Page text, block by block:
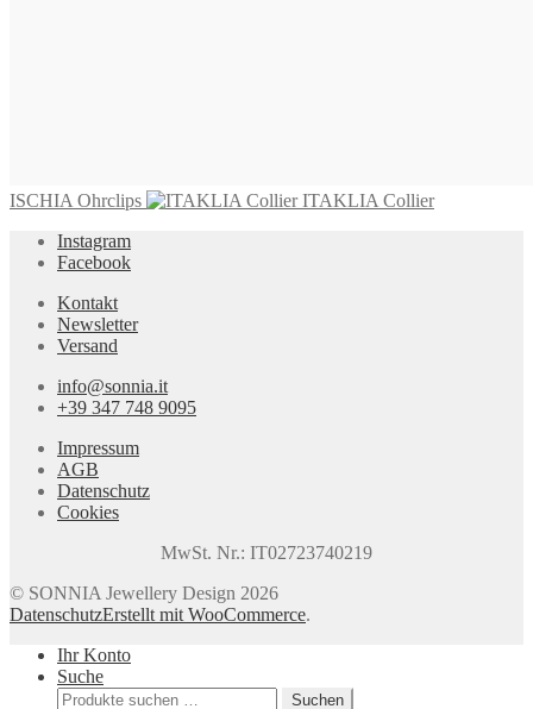
ISCHIA Ohrclips
ITAKLIA Collier
Instagram
Facebook
Kontakt
Newsletter
Versand
info@sonnia.it
+39 347 748 9095
Impressum
AGB
Datenschutz
Cookies
MwSt. Nr.: IT02723740219
© SONNIA Jewellery Design 2026
DatenschutzErstellt mit WooCommerce.
Ihr Konto
Suche
Suchen
Suchen